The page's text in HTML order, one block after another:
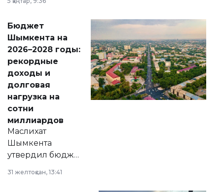
принести
народу
Венесуэлы.
Бюджет
Шымкента на
2026–2028 годы:
рекордные
доходы и
долговая
нагрузка на
сотни
миллиардов
Маслихат
Шымкента
утвердил бюджет
2028 годы.
31 желтоқсан, 13:41